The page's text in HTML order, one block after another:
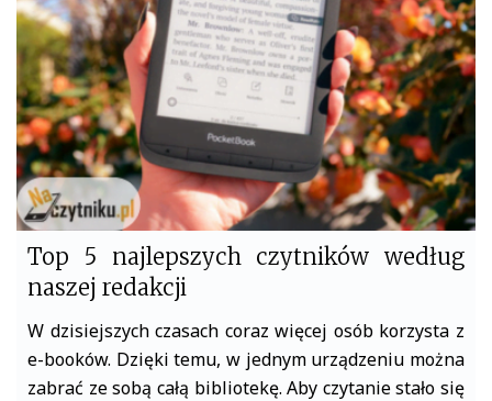
o
k
r
Top 5 najlepszych czytników według
naszej redakcji
W dzisiejszych czasach coraz więcej osób korzysta z
e-booków. Dzięki temu, w jednym urządzeniu można
zabrać ze sobą całą bibliotekę. Aby czytanie stało się